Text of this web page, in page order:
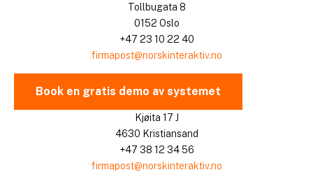
Tollbugata 8
0152 Oslo
+47 23 10 22 40
firmapost@norskinteraktiv.no
Book en gratis demo av systemet
Kjøita 17 J
4630 Kristiansand
+47 38 12 34 56
firmapost@norskinteraktiv.no